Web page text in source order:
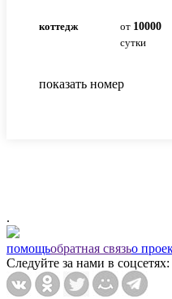
коттедж от 10000
сутки
показать номер
.
помощьобратная связьо
Следуйте за нами в соцсетях: